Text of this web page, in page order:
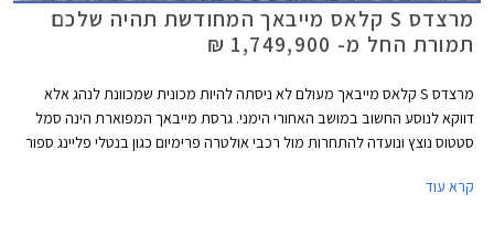
מרצדס S קלאס מייבאך המחודשת תהיה שלכם
תמורת החל מ- 1,749,900 ₪
מרצדס S קלאס מייבאך מעולם לא ניסתה להיות מכונית שמכוונת לנהג אלא
דווקא לנוסע החשוב במושב האחורי הימני. גרסת מייבאך המפוארת הינה סמל
סטטוס נוצץ ונועדה להתחרות מול רכבי אולטרה פרימיום כגון בנטלי פליינג ספור
פנים המלטשת את המתכון המוכר ומבטיחה ניתוק מוחלט מהפקקים שבחוץ.
קרא עוד